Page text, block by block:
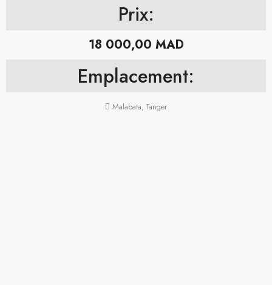
Prix:
18 000,00 MAD
Emplacement:
Malabata, Tanger